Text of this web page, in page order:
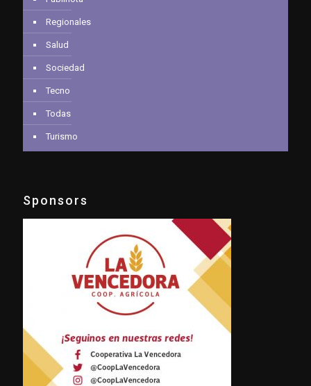
Regionales
Salud
Sociedad
Tecno
Todas
Turismo
Sponsors